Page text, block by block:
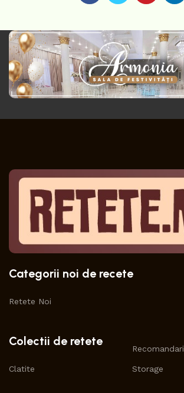
Categorii noi de recete
Retete Noi
Colectii de retete
Clatite
Recomandari
Storage